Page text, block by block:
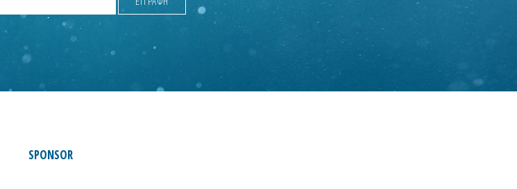
SPONSOR